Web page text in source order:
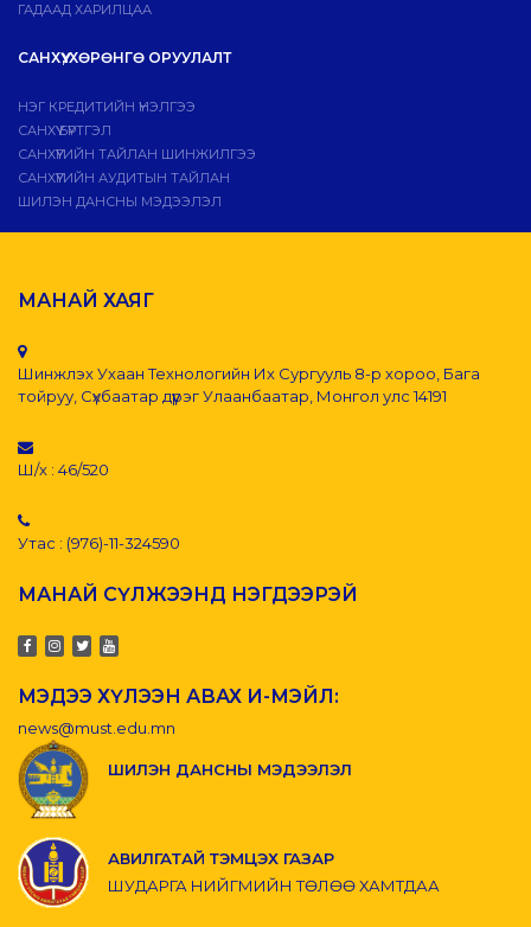
ГАДААД ХАРИЛЦАА
САНХҮҮ, ХӨРӨНГӨ ОРУУЛАЛТ
НЭГ КРЕДИТИЙН ҮНЭЛГЭЭ
САНХҮҮ БҮРТГЭЛ
САНХҮҮГИЙН ТАЙЛАН ШИНЖИЛГЭЭ
САНХҮҮГИЙН АУДИТЫН ТАЙЛАН
ШИЛЭН ДАНСНЫ МЭДЭЭЛЭЛ
МАНАЙ ХАЯГ
Шинжлэх Ухаан Технологийн Их Сургууль 8-р хороо, Бага
тойруу, Сүхбаатар дүүрэг Улаанбаатар, Монгол улс 14191
Ш/х : 46/520
Утас : (976)-11-324590
МАНАЙ СҮЛЖЭЭНД НЭГДЭЭРЭЙ
МЭДЭЭ ХҮЛЭЭН АВАХ И-МЭЙЛ:
news@must.edu.mn
ШИЛЭН ДАНСНЫ МЭДЭЭЛЭЛ
АВИЛГАТАЙ ТЭМЦЭХ ГАЗАР
ШУДАРГА НИЙГМИЙН ТӨЛӨӨ ХАМТДАА